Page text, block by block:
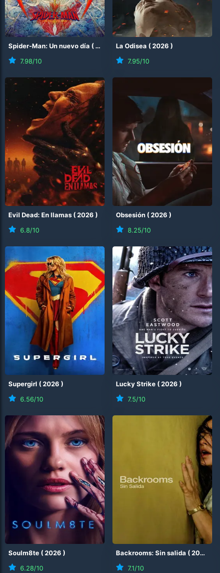
Spider-Man: Un nuevo día ( 2026
7.98/10
La Odisea (2026 )
7.95/10
Evil Dead: En llamas (2026 )
6.8/10
Obsesión (2026 )
8.25/10
Supergirl (2026 )
6.56/10
Lucky Strike (2026 )
7.5/10
Soulm8te (2026 )
6.28/10
Backrooms: Sin salida (2026
7.1/10